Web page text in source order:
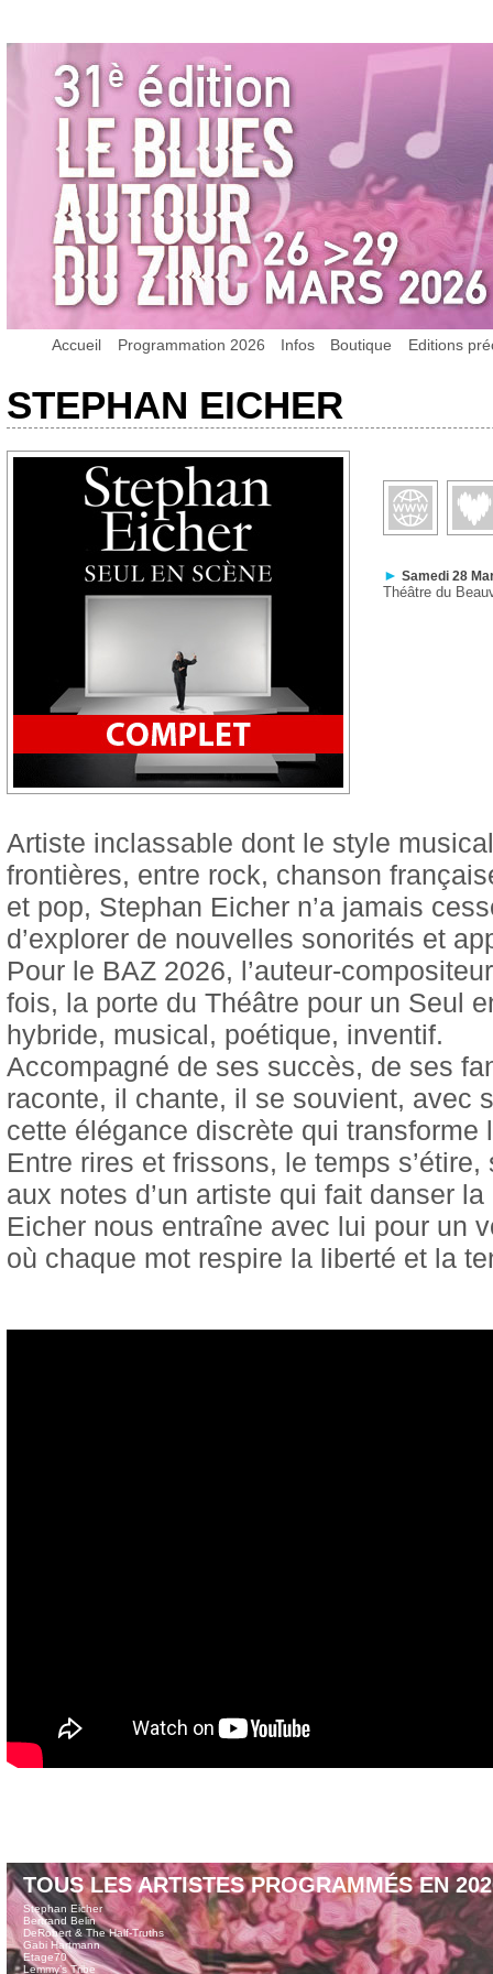
Accueil Programmation 2026 Infos Boutique Editions
STEPHAN EICHER
► Samedi 28
Théâtre du
Artiste inclassable dont le style
frontières, entre rock, chanson
et pop, Stephan Eicher n’a jamais
d’explorer de nouvelles sonorités et
Pour le BAZ 2026, l’auteur-
fois, la porte du Théâtre pour un Seul
hybride, musical, poétique, inventif.
Accompagné de ses succès, de ses
raconte, il chante, il se souvient, avec
cette élégance discrète qui transforme
Entre rires et frissons, le temps
aux notes d’un artiste qui fait danser
Eicher nous entraîne avec lui pour un
où chaque mot respire la liberté et la
TOUS LES ARTISTES PROGRAMMÉS EN
Stephan Eicher
Bertrand Belin
DeRobert & The Half-Truths
Gabi Hartmann
Etage70
Lemmy’s Tribe